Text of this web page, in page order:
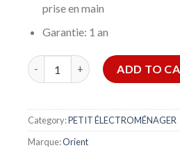
prise en main
Garantie: 1 an
Hand Blender Set ORIENT
ADD TO
Category:PETIT ÉLECTROMÉNAGER
Marque:Orient